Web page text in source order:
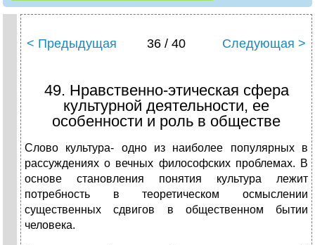
< Предыдущая 36 / 40 Следующая >
49. Нравственно-этическая сфера
культурной деятельности, ее
особенности и роль в обществе
Слово культура- одно из наиболее популярных в
рассуждениях о вечных философских проблемах. В
основе становления понятия культура лежит
потребность в теоретическом осмыслении
существенных сдвигов в общественном бытии
человека.